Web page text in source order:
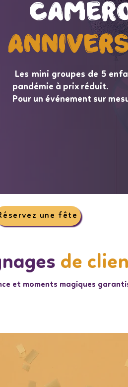
Les mini groupes de 5
pandémie à prix réduit.
Pour un événement sur
une fête
de
et moments magiques